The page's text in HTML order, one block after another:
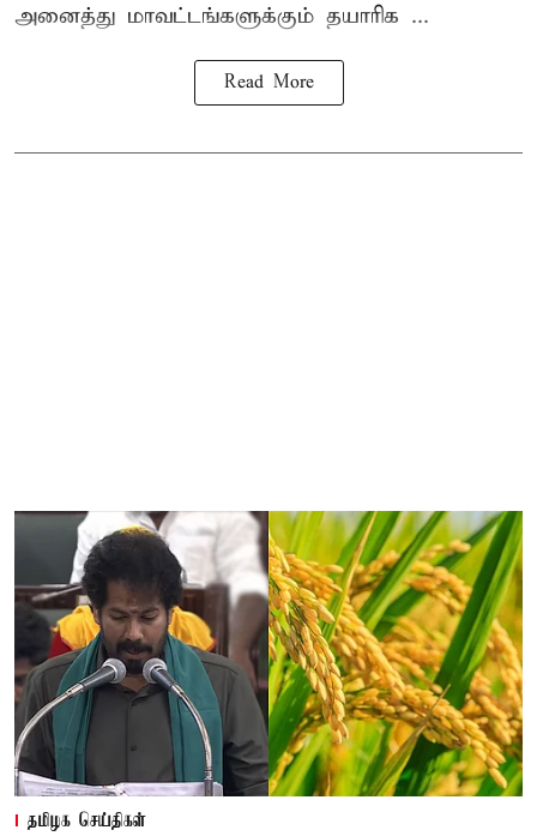
அனைத்து மாவட்டங்களுக்கும் தயாரிக ...
Read More
தமிழக செய்திகள்